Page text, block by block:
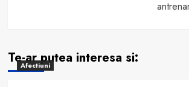
Te-ar putea interesa si:
Afectiuni